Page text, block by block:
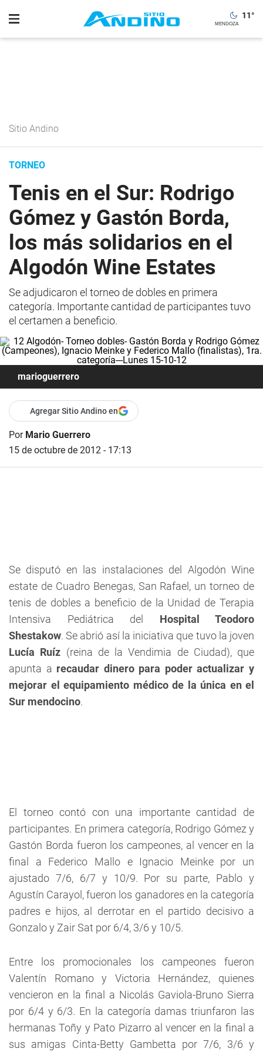
11°
Sitio Andino
TORNEO
Tenis en el Sur: Rodrigo
Gómez y Gastón Borda,
los más solidarios en el
Algodón Wine Estates
Se adjudicaron el torneo de dobles en primera
categoría. Importante cantidad de participantes tuvo
el certamen a beneficio.
marioguerrero
Agregar Sitio Andino en
Por Mario Guerrero
15 de octubre de 2012 - 17:13
Se disputó en las instalaciones del Algodón Wine
estate de Cuadro Benegas, San Rafael, un torneo de
tenis de dobles a beneficio de la Unidad de Terapia
Intensiva Pediátrica del Hospital Teodoro
Shestakow. Se abrió así la iniciativa que tuvo la joven
Lucía Ruíz (reina de la Vendimia de Ciudad), que
apunta a recaudar dinero para poder actualizar y
mejorar el equipamiento médico de la única en el
Sur mendocino.
El torneo contó con una importante cantidad de
participantes. En primera categoría, Rodrigo Gómez y
Gastón Borda fueron los campeones, al vencer en la
final a Federico Mallo e Ignacio Meinke por un
ajustado 7/6, 6/7 y 10/9. Por su parte, Pablo y
Agustín Carayol, fueron los ganadores en la categoría
padres e hijos, al derrotar en el partido decisivo a
Gonzalo y Zair Sat por 6/4, 3/6 y 10/5.
Entre los promocionales los campeones fueron
Valentín Romano y Victoria Hernández, quienes
vencieron en la final a Nicolás Gaviola-Bruno Sierra
por 6/4 y 6/3. En la categoría damas triunfaron las
hermanas Toñy y Pato Pizarro al vencer en la final a
sus amigas Cinta-Betty Gambetta por 7/6, 3/6 y